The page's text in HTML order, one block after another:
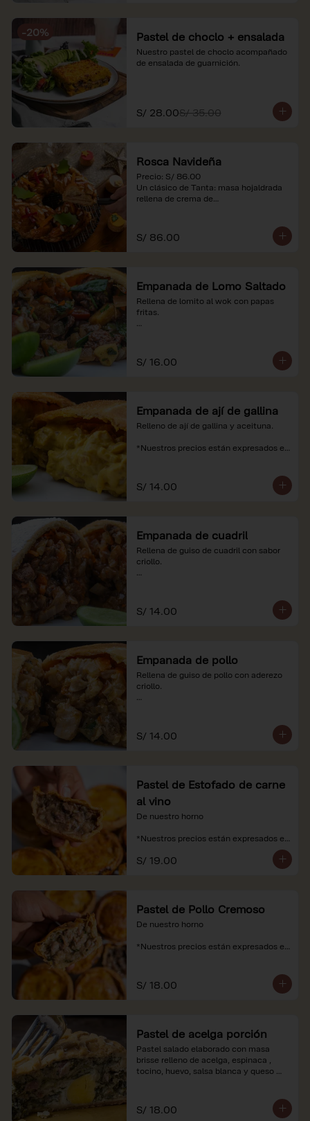
-20% Pastel de choclo + ensalada
Nuestro pastel de choclo acompañado
de ensalada de guarnición.
S/ 28.00S/ 35.00
Rosca Navideña
Precio: S/ 86.00
Un clásico de Tanta: masa hojaldrada
rellena de crema de
*Nuestros precios están expresados en
soles e incluyen impuestos de ley y
S/ 86.00
Empanada de Lomo Saltado
Rellena de lomito al wok con papas
fritas.
S/ 16.00
Empanada de ají de gallina
Relleno de ají de gallina y aceituna.
*Nuestros precios están expresados en
S/ 14.00
Empanada de cuadril
Rellena de guiso de cuadril con sabor
criollo.
S/ 14.00
Empanada de pollo
Rellena de guiso de pollo con aderezo
criollo.
S/ 14.00
Pastel de Estofado de carne
al vino
De nuestro horno
*Nuestros precios están expresados en
recargo al consumo.
S/ 19.00
Pastel de Pollo Cremoso
De nuestro horno
*Nuestros precios están expresados en
S/ 18.00
Pastel de acelga porción
Pastel salado elaborado con masa
brisse relleno de acelga, espinaca ,
tocino, huevo, salsa blanca y queso
*Nuestros precios están expresados en
soles e incluyen impuestos de ley y
S/ 18.00